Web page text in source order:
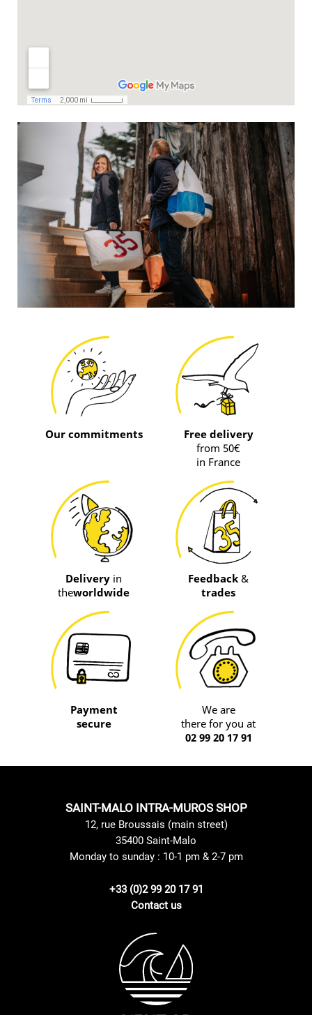
Our commitments
Free delivery
from 50€
in France
Delivery in
theworldwide
Feedback &
trades
Payment
secure
We are
there for you at
02 99 20 17 91
SAINT-MALO INTRA-MUROS SHOP
12, rue Broussais (main street)
35400 Saint-Malo
Monday to sunday : 10-1 pm & 2-7 pm
+33 (0)2 99 20 17 91
Contact us